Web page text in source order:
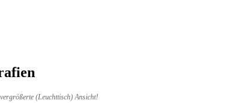
(Leuchttisch) Ansicht!